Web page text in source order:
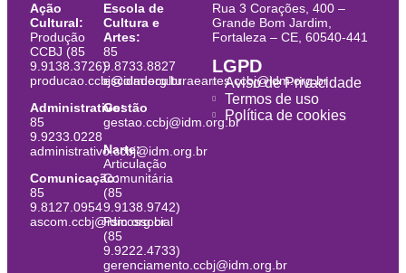
Ação
Cultural:
Produção
CCBJ (85
9.9138.3726)
producao.ccbj@idm.org.br
Administrativo:
85
9.9233.0228
administrativo.ccbj@idm.org.br
Comunicação:
85
9.8127.0954
ascom.ccbj@idm.org.br
Escola de
Cultura e
Artes:
85
9.8733.8827
escoladeculturaeartes.ccbj@idm.org.br
Gestão
gestao.ccbj@idm.org.br
Narte:
Articulação
Comunitária
(85
9.9138.9742)
Psicossocial
(85
9.9222.4733)
gerenciamento.ccbj@idm.org.br
Rua 3 Corações, 400 –
Grande Bom Jardim,
Fortaleza – CE, 60540-441
LGPD
Aviso de Privacidade
Termos de uso
Política de cookies